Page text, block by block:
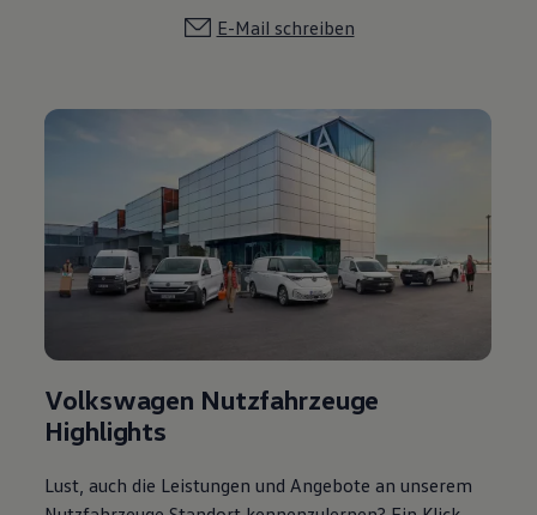
E-Mail schreiben
Volkswagen Nutzfahrzeuge
Highlights
Lust, auch die Leistungen und Angebote an unserem